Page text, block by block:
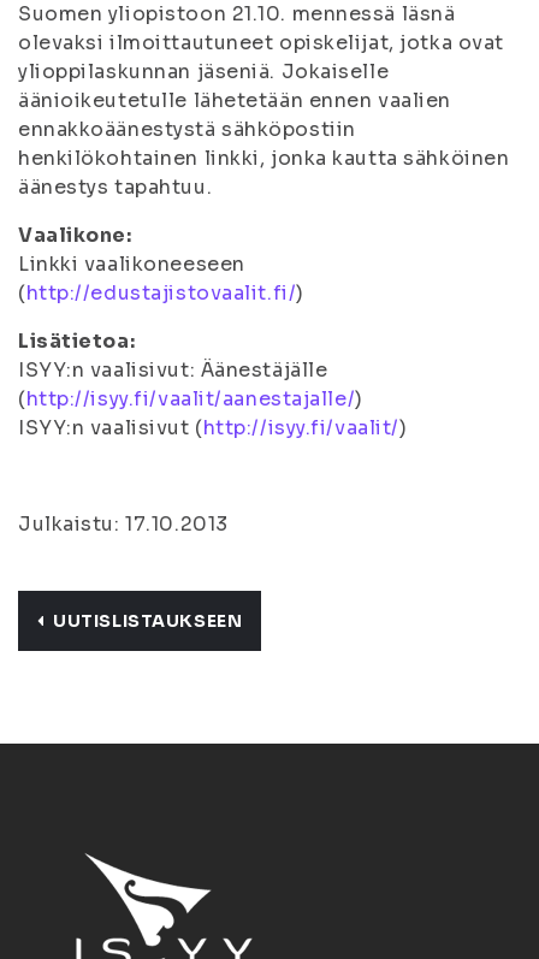
Suomen yliopistoon 21.10. mennessä läsnä
olevaksi ilmoittautuneet opiskelijat, jotka ovat
ylioppilaskunnan jäseniä. Jokaiselle
äänioikeutetulle lähetetään ennen vaalien
ennakkoäänestystä sähköpostiin
henkilökohtainen linkki, jonka kautta sähköinen
äänestys tapahtuu.
Vaalikone:
Linkki vaalikoneeseen
(http://edustajistovaalit.fi/)
Lisätietoa:
ISYY:n vaalisivut: Äänestäjälle
(http://isyy.fi/vaalit/aanestajalle/)
ISYY:n vaalisivut (http://isyy.fi/vaalit/)
Julkaistu: 17.10.2013
UUTISLISTAUKSEEN